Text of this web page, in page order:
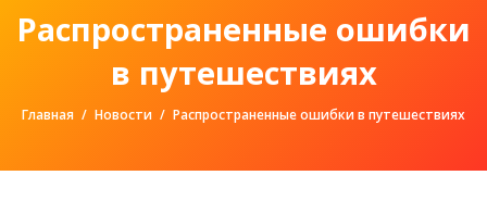
Распространенные ошибки
в путешествиях
Главная Новости Распространенные ошибки в путешествиях